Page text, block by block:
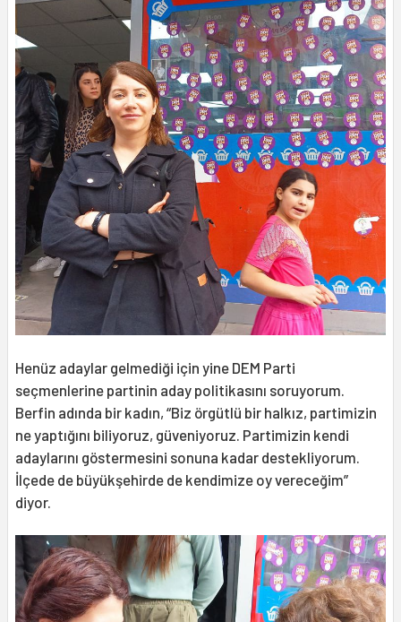
Henüz adaylar gelmediği için yine DEM Parti
seçmenlerine partinin aday politikasını soruyorum.
Berfin adında bir kadın, “Biz örgütlü bir halkız, partimizin
ne yaptığını biliyoruz, güveniyoruz. Partimizin kendi
adaylarını göstermesini sonuna kadar destekliyorum.
İlçede de büyükşehirde de kendimize oy vereceğim”
diyor.